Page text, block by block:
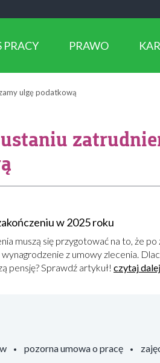
PRACY PRAWO
ulgę podatkową
w 2025 roku
muszą się przygotować na to, że po
z umowy zlecenia.
pensję? Sprawdź artykuł! czytaj dalej
pozorna umowa o pracę